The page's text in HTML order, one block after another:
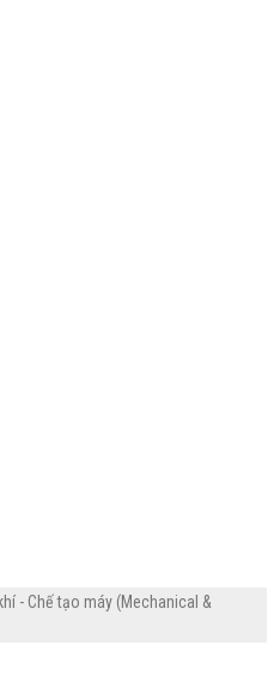
- Chế tạo máy (Mechanical &